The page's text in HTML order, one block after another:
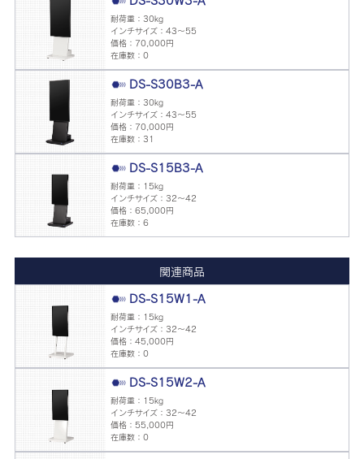
耐荷重：30kg
インチサイズ：43～55
価格：70,000円
在庫数：0
DS-S30B3-A
耐荷重：30kg
インチサイズ：43～55
価格：70,000円
在庫数：31
DS-S15B3-A
耐荷重：15kg
インチサイズ：32～42
価格：65,000円
在庫数：6
関連商品
DS-S15W1-A
耐荷重：15kg
インチサイズ：32～42
価格：45,000円
在庫数：0
DS-S15W2-A
耐荷重：15kg
インチサイズ：32～42
価格：55,000円
在庫数：0